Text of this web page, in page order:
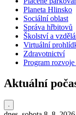
Planeta Hlinsko
Sociální oblast
Správa hřbitovů
Školství a
Virtuální
Zdravotnictví
Program rozvoje
Aktuální